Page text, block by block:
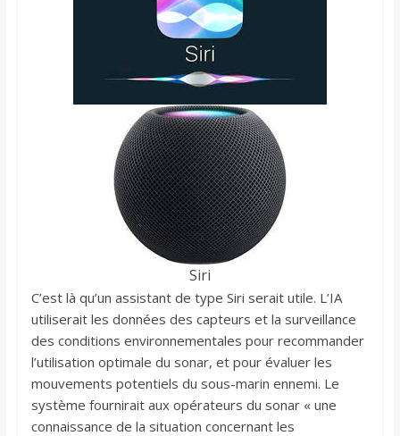
Siri
C’est là qu’un assistant de type Siri serait utile. L’IA
utiliserait les données des capteurs et la surveillance
des conditions environnementales pour recommander
l’utilisation optimale du sonar, et pour évaluer les
mouvements potentiels du sous-marin ennemi. Le
système fournirait aux opérateurs du sonar « une
connaissance de la situation concernant les